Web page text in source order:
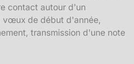
contact autour d'un
vœux de début d'année,
transmission d'une note